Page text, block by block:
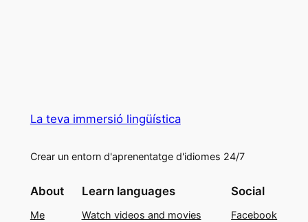
La teva immersió lingüística
Crear un entorn d'aprenentatge d'idiomes 24/7
About
Me
Learn languages
Watch videos and movies
Social
Facebook